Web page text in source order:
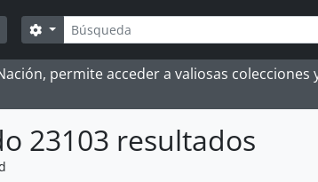
Búsqueda
Search options
permite acceder a valiosas
23103 resultados